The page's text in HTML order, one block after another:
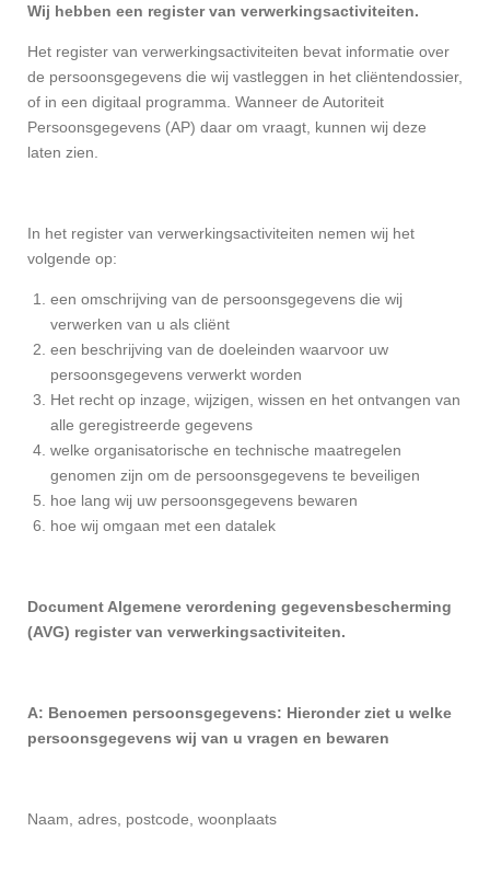
Wij hebben een register van verwerkingsactiviteiten.
Het register van verwerkingsactiviteiten bevat informatie over
de persoonsgegevens die wij vastleggen in het cliëntendossier,
of in een digitaal programma. Wanneer de Autoriteit
Persoonsgegevens (AP) daar om vraagt, kunnen wij deze
laten zien.
In het register van verwerkingsactiviteiten nemen wij het
volgende op:
een omschrijving van de persoonsgegevens die wij
verwerken van u als cliënt
een beschrijving van de doeleinden waarvoor uw
persoonsgegevens verwerkt worden
Het recht op inzage, wijzigen, wissen en het ontvangen van
alle geregistreerde gegevens
welke organisatorische en technische maatregelen
genomen zijn om de persoonsgegevens te beveiligen
hoe lang wij uw persoonsgegevens bewaren
hoe wij omgaan met een datalek
Document Algemene verordening gegevensbescherming
(AVG) register van verwerkingsactiviteiten.
A: Benoemen persoonsgegevens: Hieronder ziet u welke
persoonsgegevens wij van u vragen en bewaren
Naam, adres, postcode, woonplaats